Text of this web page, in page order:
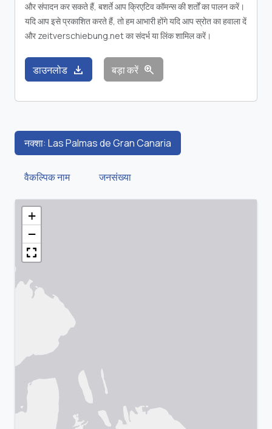
और संपादन कर सकते हैं, बशर्ते आप क्रिएटिव कॉमन्स की शर्तों का पालन करें।
यदि आप इसे प्रकाशित करते हैं, तो हम आभारी होंगे यदि आप स्रोत का हवाला दें
और zeitverschiebung.net का संदर्भ या लिंक शामिल करें।
डाउनलोड download बड़ा करें zoom_in
नक्शा: Las Palmas de Gran Canaria
वैकल्पिक नाम जनसंख्या
+
−